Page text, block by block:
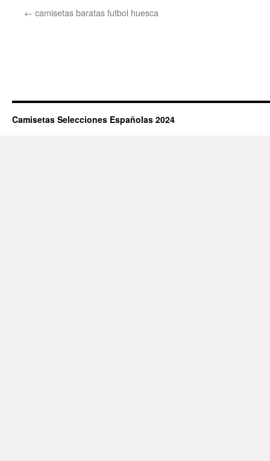
← camisetas baratas futbol huesca
Camisetas Selecciones Españolas 2024